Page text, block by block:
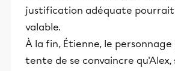
justification adéquate pourrait
valable.
À la fin, Étienne, le personnage
tente de se convaincre